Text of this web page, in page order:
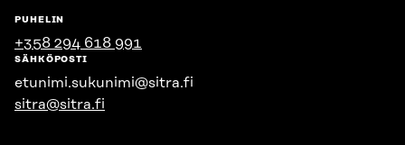
PUHELIN
+358 294 618 991
SÄHKÖPOSTI
etunimi.sukunimi@sitra.fi
sitra@sitra.fi